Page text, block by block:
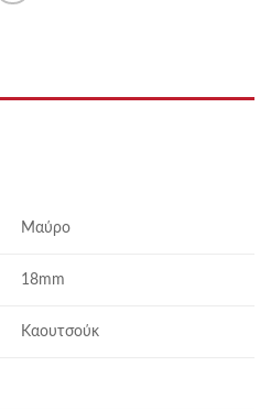
Μαύρο
18mm
Καουτσούκ